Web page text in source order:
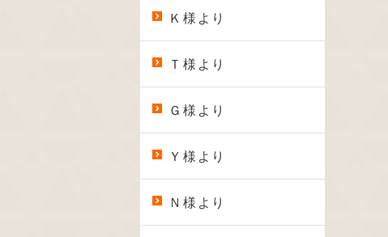
Ｋ様より
Ｔ様より
Ｇ様より
Ｙ様より
Ｎ様より